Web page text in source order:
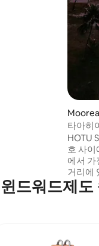
타아히
파
HOTU
호 사이
에서 가
거리에 있습니다.
♨️🫧 별
아마누 해변
❤️커플
드워드제